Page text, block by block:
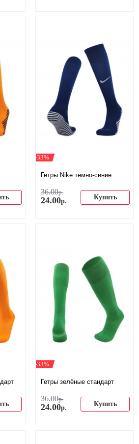
-33%
Гетры Nike темно-синие
36.00р.
24.00р. Купить
-33%
Гетры зелёные стандарт
36.00р.
24.00р. Купить